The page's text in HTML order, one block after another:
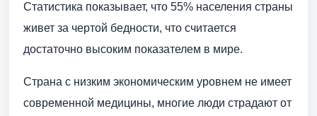
Статистика показывает, что 55% населения страны
живет за чертой бедности, что считается
достаточно высоким показателем в мире.
Страна с низким экономическим уровнем не имеет
современной медицины, многие люди страдают от